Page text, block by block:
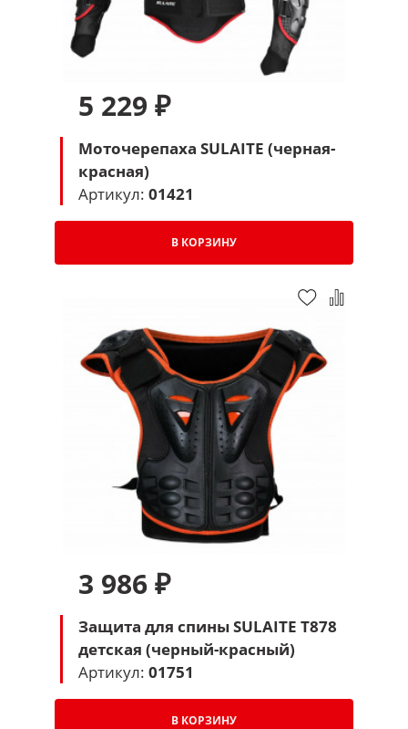
5 229 ₽
Моточерепаха SULAITE (черная-
красная)
Артикул: 01421
В КОРЗИНУ
3 986 ₽
Защита для спины SULAITE T878
детская (черный-красный)
Артикул: 01751
В КОРЗИНУ